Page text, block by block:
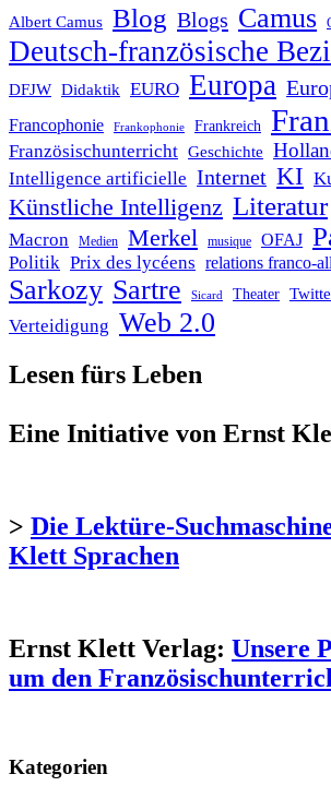
Albert Camus Blog Blogs Camus
Deutsch-französische
DFJW Didaktik EURO Europa
Francophonie Frankophonie Frankreich
Französischunterricht Geschichte
Intelligence artificielle Internet KI
Künstliche Intelligenz Literatur
Macron Medien Merkel musique OFAJ
Politik Prix des lycéens relations franco-
Sarkozy Sartre Sicard Theater
Verteidigung Web 2.0
Lesen fürs Leben
Eine Initiative von Ernst
> Die Lektüre-
Klett Sprachen
Ernst Klett Verlag: Unsere
um den
Kategorien